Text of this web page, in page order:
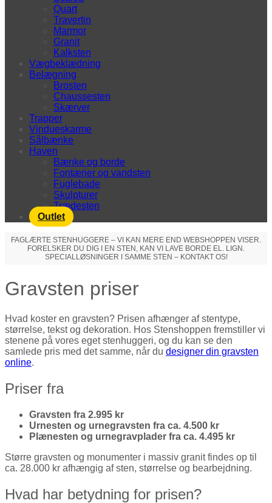
Quart
Travertin
Marmor
Granit
Kalksten
Vægbeklædning
Belægning
Brosten
Chaussesten
Skærver
Trapper
Vindueskarme
Sålbænke
Haven
Bænke og borde
Fontæner og vandsten
Fuglebade
Skulpturer
Trædesten
Outlet
FAGLÆRTE STENHUGGERE – VI KAN MERE END WEBSHOPPEN VISER.
FORELSKER DU DIG I EN STEN, KAN VI LAVE BORDE EL. LIGN.
SPECIALLØSNINGER I SAMME STEN – KONTAKT OS!
Gravsten priser
Hvad koster en gravsten? Prisen afhænger af stentype,
størrelse, tekst og dekoration. Hos Stenshoppen fremstiller vi
stenene på vores eget stenhuggeri, og du kan se den
samlede pris med det samme, når du designer din gravsten
online.
Priser fra
Gravsten fra 2.995 kr
Urnesten og urnegravsten fra ca. 4.500 kr
Plænesten og urnegravplader fra ca. 4.495 kr
Større gravsten og monumenter i massiv granit findes op til
ca. 28.000 kr afhængig af sten, størrelse og bearbejdning.
Hvad har betydning for prisen?